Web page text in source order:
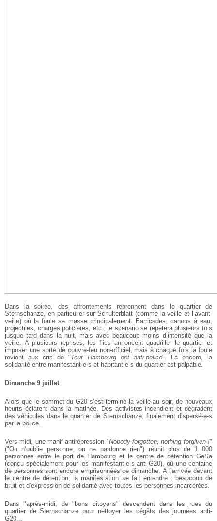
Dans la soirée, des affrontements reprennent dans le quartier de
Sternschanze, en particulier sur Schulterblatt (comme la veille et l’avant-
veille) où la foule se masse principalement. Barricades, canons à eau,
projectiles, charges policières, etc., le scénario se répétera plusieurs fois
jusque tard dans la nuit, mais avec beaucoup moins d’intensité que la
veille. À plusieurs reprises, les flics annoncent quadriller le quartier et
imposer une sorte de couvre-feu non-officiel, mais à chaque fois la foule
revient aux cris de "Tout Hambourg est anti-police". Là encore, la
solidarité entre manifestant-e-s et habitant-e-s du quartier est palpable.
Dimanche 9 juillet
Alors que le sommet du G20 s’est terminé la veille au soir, de nouveaux
heurts éclatent dans la matinée. Des activistes incendient et dégradent
des véhicules dans le quartier de Sternschanze, finalement dispersé-e-s
par la police.
Vers midi, une manif antirépression "Nobody forgotten, nothing forgiven !"
("On n’oublie personne, on ne pardonne rien") réunit plus de 1 000
personnes entre le port de Hambourg et le centre de détention GeSa
(conçu spécialement pour les manifestant-e-s anti-G20), où une centaine
de personnes sont encore emprisonnées ce dimanche. À l’arrivée devant
le centre de détention, la manifestation se fait entendre : beaucoup de
bruit et d’expression de solidarité avec toutes les personnes incarcérées.
Dans l’après-midi, de "bons citoyens" descendent dans les rues du
quartier de Sternschanze pour nettoyer les dégâts des journées anti-
G20...